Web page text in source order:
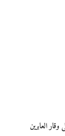
العابرين